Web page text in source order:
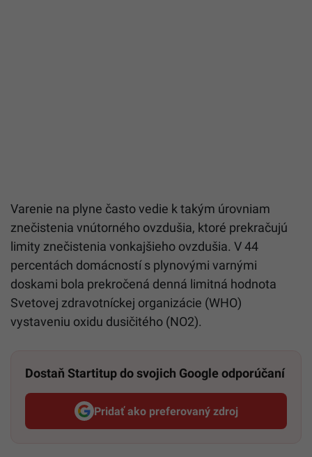
Varenie na plyne často vedie k takým úrovniam
znečistenia vnútorného ovzdušia, ktoré prekračujú
limity znečistenia vonkajšieho ovzdušia. V 44
percentách domácností s plynovými varnými
doskami bola prekročená denná limitná hodnota
Svetovej zdravotníckej organizácie (WHO)
vystaveniu oxidu dusičitého (NO2).
Dostaň Startitup do svojich Google odporúčaní
Pridať ako preferovaný zdroj
Startitup, odkaz sa otvorí v